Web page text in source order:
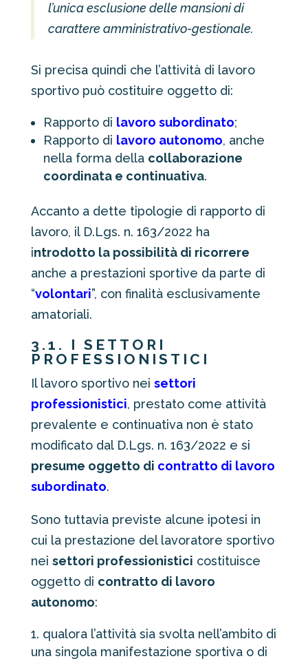
l’unica esclusione delle mansioni di
carattere amministrativo-gestionale.
Si precisa quindi che l’attività di lavoro
sportivo può costituire oggetto di:
Rapporto di lavoro subordinato;
Rapporto di lavoro autonomo, anche
nella forma della collaborazione
coordinata e continuativa.
Accanto a dette tipologie di rapporto di
lavoro, il D.Lgs. n. 163/2022 ha
introdotto la possibilità di ricorrere
anche a prestazioni sportive da parte di
“volontari”, con finalità esclusivamente
amatoriali.
3.1. I SETTORI
PROFESSIONISTICI
Il lavoro sportivo nei settori
professionistici, prestato come attività
prevalente e continuativa non è stato
modificato dal D.Lgs. n. 163/2022 e si
presume oggetto di contratto di lavoro
subordinato.
Sono tuttavia previste alcune ipotesi in
cui la prestazione del lavoratore sportivo
nei settori professionistici costituisce
oggetto di contratto di lavoro
autonomo:
qualora l’attività sia svolta nell’ambito di
una singola manifestazione sportiva o di